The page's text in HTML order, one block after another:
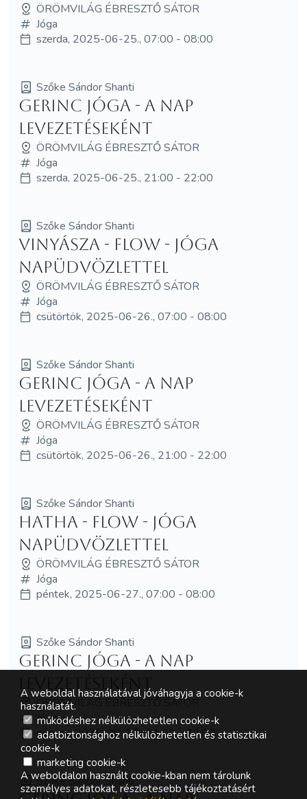
ÖRÖMVILÁG ÉBRESZTŐ SÁTOR
Jóga
szerda, 2025-06-25., 07:00 - 08:00
Szőke Sándor Shanti
Gerinc Jóga - a nap
levezetéseként
ÖRÖMVILÁG ÉBRESZTŐ SÁTOR
Jóga
szerda, 2025-06-25., 21:00 - 22:00
Szőke Sándor Shanti
Vinyásza - Flow - Jóga
napüdvözlettel
ÖRÖMVILÁG ÉBRESZTŐ SÁTOR
Jóga
csütörtök, 2025-06-26., 07:00 - 08:00
Szőke Sándor Shanti
Gerinc Jóga - a nap
levezetéseként
ÖRÖMVILÁG ÉBRESZTŐ SÁTOR
Jóga
csütörtök, 2025-06-26., 21:00 - 22:00
Szőke Sándor Shanti
Hatha - Flow - Jóga
napüdvözlettel
ÖRÖMVILÁG ÉBRESZTŐ SÁTOR
Jóga
péntek, 2025-06-27., 07:00 - 08:00
Szőke Sándor Shanti
Gerinc Jóga - a nap
levezetéseként
ÖRÖMVILÁG ÉBRESZTŐ SÁTOR
Jóga
péntek, 2025-06-27., 21:00 - 22:00
Szőke Sándor Shanti
A weboldal használatával jóváhagyja a cookie-k
használatát.
működéshez nélkülözhetetlen cookie-k
adatbiztonsághoz nélkülözhetetlen és statisztikai
cookie-k
marketing cookie-k
A weboldalon használt cookie-kban nem tárolunk
személyes adatokat, részletesebb tájékoztatásért